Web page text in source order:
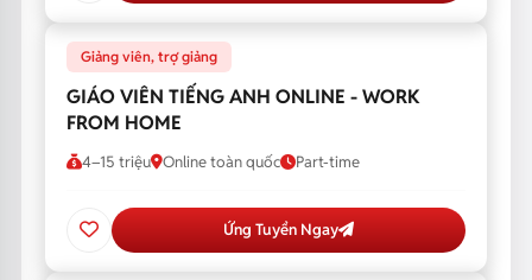
Giảng viên, trợ giảng
GIÁO VIÊN TIẾNG ANH ONLINE - WORK
FROM HOME
4–15 triệu Online toàn quốc Part-time
Ứng Tuyển Ngay